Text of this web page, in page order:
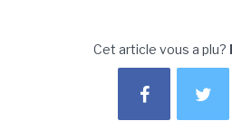
Cet article vous a plu?